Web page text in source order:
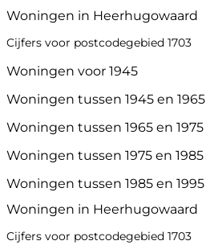
Woningen in Heerhugowaard
Cijfers voor postcodegebied 1703
Woningen voor 1945
Woningen tussen 1945 en 1965
Woningen tussen 1965 en 1975
Woningen tussen 1975 en 1985
Woningen tussen 1985 en 1995
Woningen in Heerhugowaard
Cijfers voor postcodegebied 1703